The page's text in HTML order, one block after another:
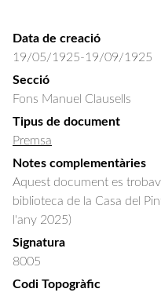
Data de creació
19/05/1925-19/09/1925
Secció
Fons Manuel Clausells
Tipus de document
Premsa
Notes complementàries
Aquest document es
biblioteca de la Casa del
l'any 2025)
Signatura
8005
Codi Topogràfic